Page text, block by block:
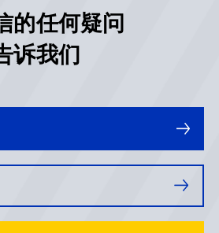
的任何疑问
诉我们